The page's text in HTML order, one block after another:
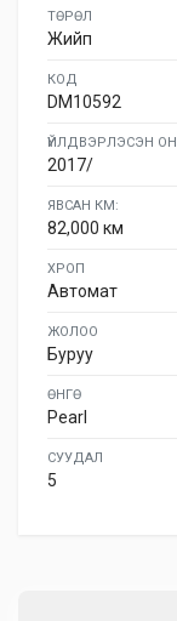
ТӨРӨЛ
Жийп
КОД
DM10592
ҮЙЛДВЭРЛЭСЭН ОН
2017/
ЯВСАН КМ:
82,000 км
ХРОП
Автомат
ЖОЛОО
Буруу
ӨНГӨ
Pearl
СУУДАЛ
5